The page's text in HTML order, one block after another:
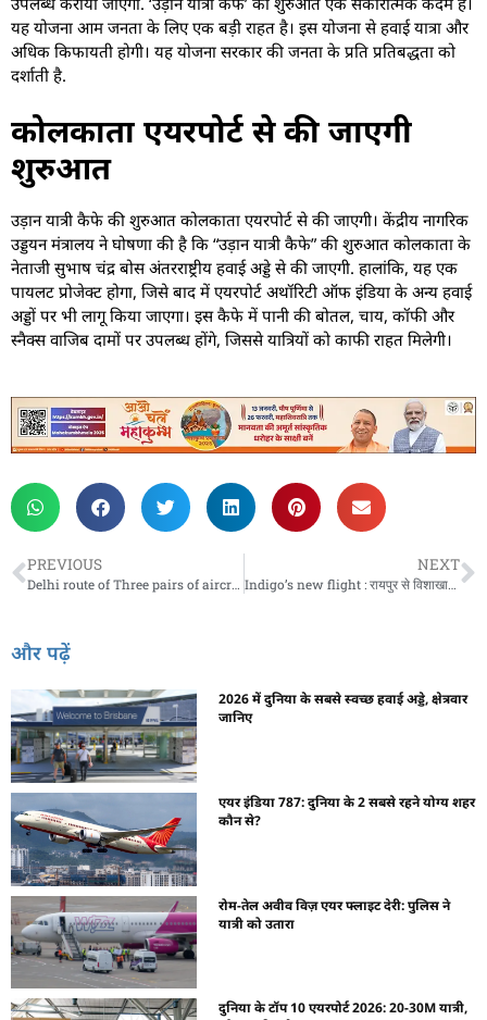
यह योजना आम जनता के लिए एक बड़ी राहत है। इस योजना से हवाई यात्रा और
अधिक किफायती होगी। यह योजना सरकार की जनता के प्रति प्रतिबद्धता को
दर्शाती है.
कोलकाता एयरपोर्ट से की जाएगी
शुरुआत
उड़ान यात्री कैफे की शुरुआत कोलकाता एयरपोर्ट से की जाएगी। केंद्रीय नागरिक
उड्डयन मंत्रालय ने घोषणा की है कि “उड़ान यात्री कैफे” की शुरुआत कोलकाता के
नेताजी सुभाष चंद्र बोस अंतरराष्ट्रीय हवाई अड्डे से की जाएगी. हालांकि, यह एक
पायलट प्रोजेक्ट होगा, जिसे बाद में एयरपोर्ट अथॉरिटी ऑफ इंडिया के अन्य हवाई
अड्डों पर भी लागू किया जाएगा। इस कैफे में पानी की बोतल, चाय, कॉफी और
स्नैक्स वाजिब दामों पर उपलब्ध होंगे, जिससे यात्रियों को काफी राहत मिलेगी।
PREVIOUS
Delhi route of Three pairs of aircraft : दिल्ली रूट पर तीन जोड़ी विमानों की हुई आवाजाही
NEXT
Indigo’s new flight : रायपुर से विशाखापट्टनम के लिए शुरू होगी इंडिगो की नई फ्लाइट, किराया होगा बस इतना
और पढ़ें
2026 में दुनिया के सबसे स्वच्छ हवाई अड्डे, क्षेत्रवार
जानिए
एयर इंडिया 787: दुनिया के 2 सबसे रहने योग्य शहर
कौन से?
रोम-तेल अवीव विज़ एयर फ्लाइट देरी: पुलिस ने
यात्री को उतारा
दुनिया के टॉप 10 एयरपोर्ट 2026: 20-30M यात्री,